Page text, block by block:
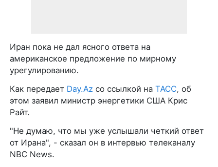
Иран пока не дал ясного ответа на
американское предложение по мирному
урегулированию.
Как передает Day.Az со ссылкой на ТАСС, об
этом заявил министр энергетики США Крис
Райт.
"Не думаю, что мы уже услышали четкий ответ
от Ирана", - сказал он в интервью телеканалу
NBC News.